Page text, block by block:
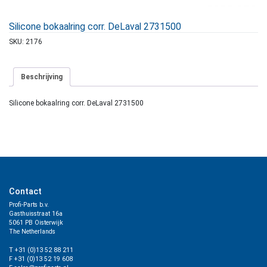
Silicone bokaalring corr. DeLaval 2731500
SKU: 2176
Beschrijving
Silicone bokaalring corr. DeLaval 2731500
Contact
Profi-Parts b.v.
Gasthuisstraat 16a
5061 PB Oisterwijk
The Netherlands
T +31 (0)13 52 88 211
F +31 (0)13 52 19 608